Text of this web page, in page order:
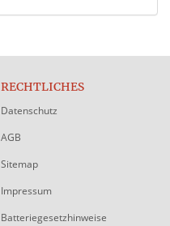
RECHTLICHES
Datenschutz
AGB
Sitemap
Impressum
Batteriegesetzhinweise